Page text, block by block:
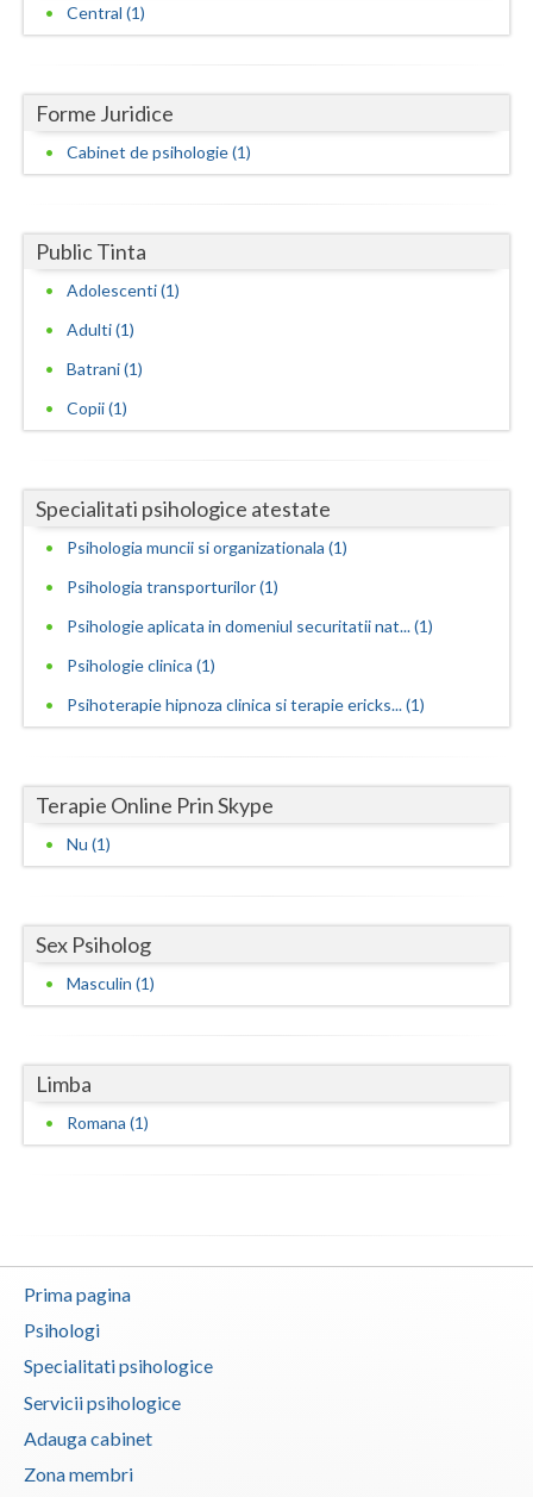
Iasi
Maramures
Mehedinti
Neamt
Sibiu
Suceava
Teleorman
Timis
Valcea
Vrancea
Central (1)
Forme Juridice
Cabinet de psihologie (1)
Public Tinta
Adolescenti (1)
Adulti (1)
Batrani (1)
Copii (1)
Specialitati psihologice atestate
Psihologia muncii si organizationala (1)
Psihologia transporturilor (1)
Psihologie aplicata in domeniul securitatii nat... (1)
Psihologie clinica (1)
Psihoterapie hipnoza clinica si terapie ericks... (1)
Terapie Online Prin Skype
Nu (1)
Sex Psiholog
Masculin (1)
Limba
Romana (1)
Prima pagina
Psihologi
Specialitati psihologice
Servicii psihologice
Adauga cabinet
Zona membri